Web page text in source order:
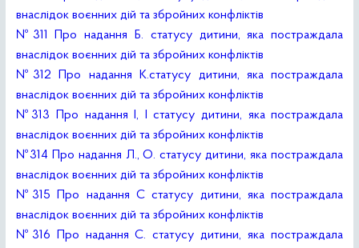
внаслідок воєнних дій та збройних конфліктів
№311 Про надання Б. статусу дитини, яка постраждала
внаслідок воєнних дій та збройних конфліктів
№312 Про надання К.статусу дитини, яка постраждала
внаслідок воєнних дій та збройних конфліктів
№313 Про надання І, І статусу дитини, яка постраждала
внаслідок воєнних дій та збройних конфліктів
№314 Про надання Л., О. статусу дитини, яка постраждала
внаслідок воєнних дій та збройних конфліктів
№315 Про надання С статусу дитини, яка постраждала
внаслідок воєнних дій та збройних конфліктів
№316 Про надання С. статусу дитини, яка постраждала